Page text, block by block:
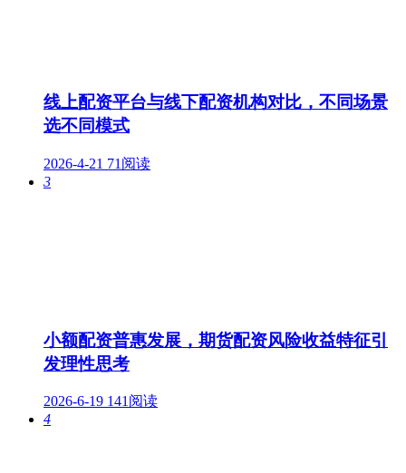
线上配资平台与线下配资机构对比，不同场景
选不同模式
2026-4-21 71阅读
3
小额配资普惠发展，期货配资风险收益特征引
发理性思考
2026-6-19 141阅读
4